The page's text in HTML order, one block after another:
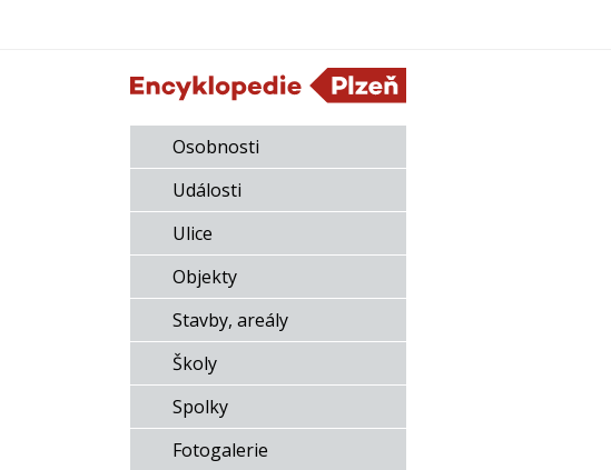
Osobnosti
Události
Ulice
Objekty
Stavby, areály
Školy
Spolky
Fotogalerie